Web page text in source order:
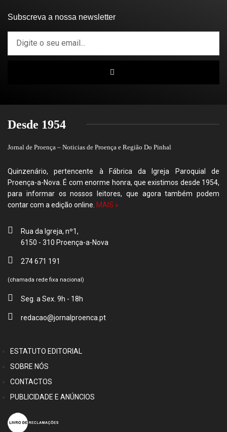
Subscreva a nossa newsletter
Desde 1954
Jornal de Proença – Noticias de Proença e Região Do Pinhal
Quinzenário, pertencente à Fábrica da Igreja Paroquial de
Proença-a-Nova. É com enorme honra, que existimos desde 1954,
para informar os nossos leitores, que agora também podem
contar com a edição online. MAIS »
Rua da Igreja, nº1,
6150 - 310 Proença-a-Nova
274 671 191
(chamada rede fixa nacional)
Seg. a Sex. 9h - 18h
redacao@jornalproenca.pt
ESTATUTO EDITORIAL
SOBRE NÓS
CONTACTOS
PUBLICIDADE E ANÚNCIOS